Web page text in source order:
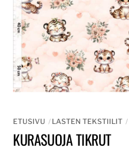
ETUSIVU LASTEN TEKSTIILIT
KURASUOJA TIKRUT